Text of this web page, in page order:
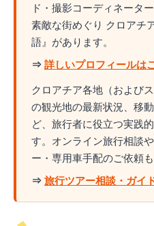
ド・撮影コーディネータ
素敵な街めぐり クロアチ
語』があります。
⇒ 詳しいプロフィールは
クロアチア各地（および
の観光地の最新状況、移
ど、旅行者に役立つ実践
す。オンライン旅行相談
ー・専用車手配のご依頼も
⇒ 旅行ツアー相談・ガイ